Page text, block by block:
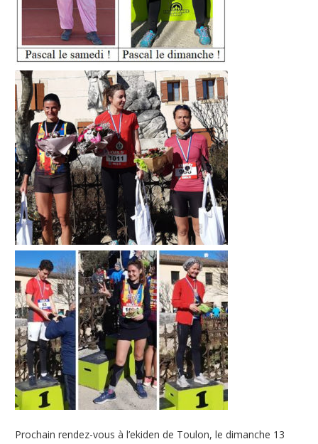
Prochain rendez-vous à l’ekiden de Toulon, le dimanche 13